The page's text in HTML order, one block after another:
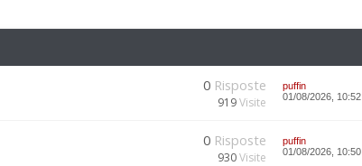
0 Risposte
919Visite
puffin
01/08/2026, 10:52
0 Risposte
930Visite
puffin
01/08/2026, 10:50